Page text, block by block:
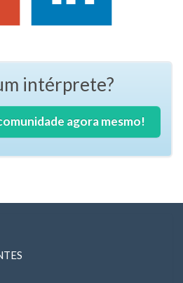
intérprete?
agora mesmo!